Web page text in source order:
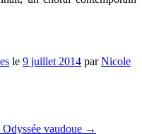
le 9 juillet 2014 parNicole
vaudoue →